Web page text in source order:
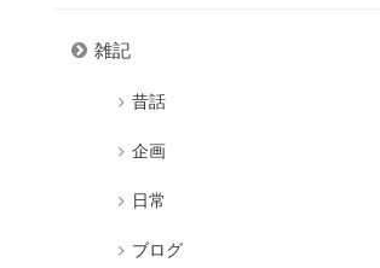
雑記
昔話
企画
日常
ブログ